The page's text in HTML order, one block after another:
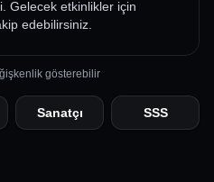
Gelecek etkinlikler için
edebilirsiniz.
gösterebilir
Sanatçı SSS